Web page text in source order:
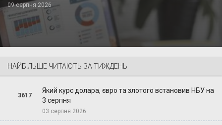
09 серпня 2026
НАЙБІЛЬШЕ ЧИТАЮТЬ ЗА ТИЖДЕНЬ
3617
Який курс долара, євро та злотого встановив НБУ на
3 серпня
03 серпня 2026